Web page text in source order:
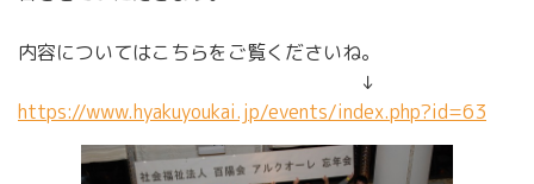
内容についてはこちらをご覧くださいね。
↓
https://www.hyakuyoukai.jp/events/index.php?id=63